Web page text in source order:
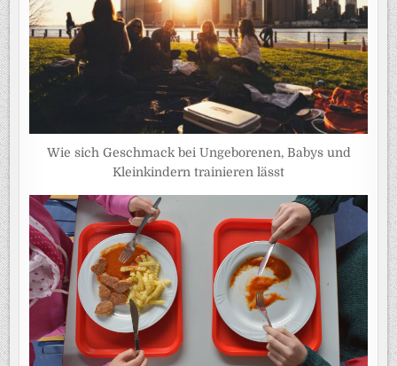
Wie sich Geschmack bei Ungeborenen, Babys und
Kleinkindern trainieren lässt